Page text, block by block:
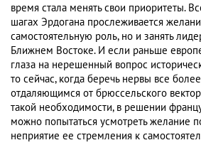
время стала менять свои приоритеты.
шагах Эрдогана прослеживается
самостоятельную роль, но и занять
Ближнем Востоке. И если раньше
глаза на нерешенный вопрос
то сейчас, когда беречь нервы все
отдаляющимся от брюссельского
такой необходимости, в решении
можно попытаться усмотреть желание
неприятие ее стремления к